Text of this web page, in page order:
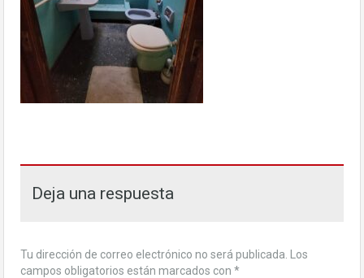
Deja una respuesta
Tu dirección de correo electrónico no será publicada.
Los
campos obligatorios están marcados con *